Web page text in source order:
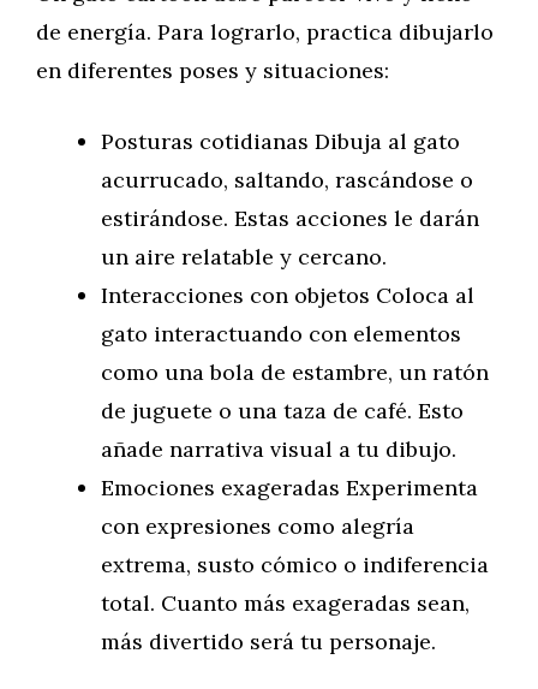
de energía. Para lograrlo, practica dibujarlo
en diferentes poses y situaciones:
Posturas cotidianas Dibuja al gato
acurrucado, saltando, rascándose o
estirándose. Estas acciones le darán
un aire relatable y cercano.
Interacciones con objetos Coloca al
gato interactuando con elementos
como una bola de estambre, un ratón
de juguete o una taza de café. Esto
añade narrativa visual a tu dibujo.
Emociones exageradas Experimenta
con expresiones como alegría
extrema, susto cómico o indiferencia
total. Cuanto más exageradas sean,
más divertido será tu personaje.